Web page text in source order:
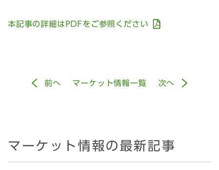
本記事の詳細はPDFをご参照ください
前へ マーケット情報一覧 次へ
マーケット情報の最新記事